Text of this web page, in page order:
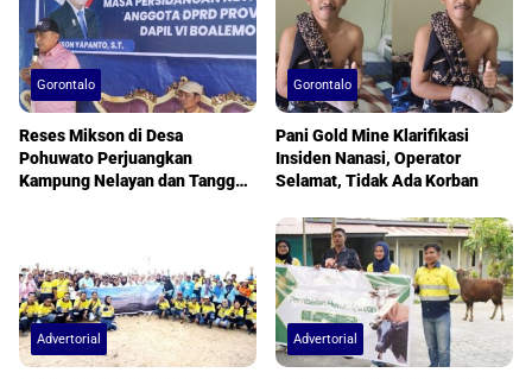
Gorontalo
Reses Mikson di Desa
Pohuwato Perjuangkan
Kampung Nelayan dan Tanggul
Gorontalo
Pani Gold Mine Klarifikasi
Insiden Nanasi, Operator
Selamat, Tidak Ada Korban
Advertorial Advertorial